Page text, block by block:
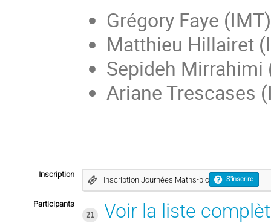
Grégory Faye (IMT)
Matthieu Hillairet
Sepideh Mirrahimi
Ariane Trescases
Inscription
Inscription Journées Maths-bio S'inscrire
Participants
21
Voir la liste